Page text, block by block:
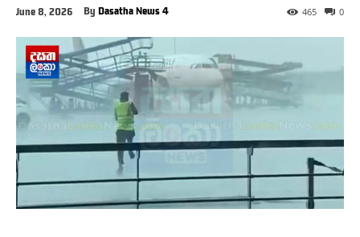
June 8, 2026 By Dasatha News 4 0
465